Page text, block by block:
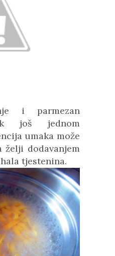
i parmezan
još jednom
umaka može
želji dodavanjem
tjestenina.